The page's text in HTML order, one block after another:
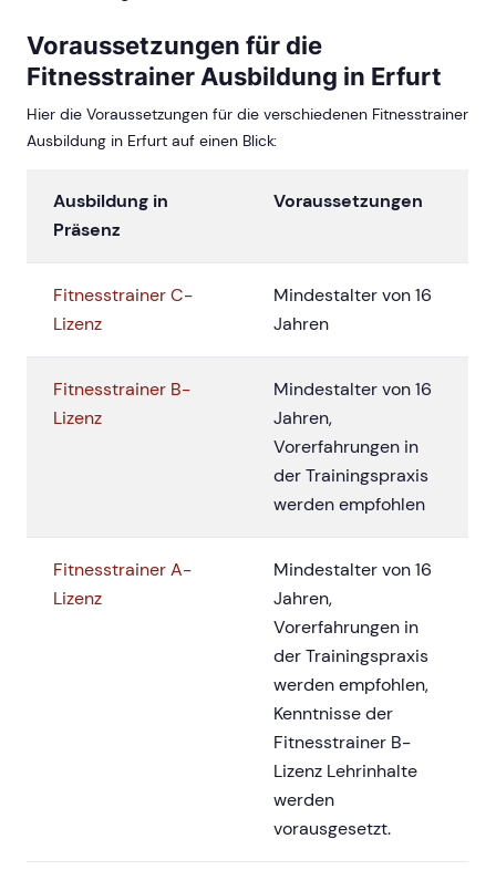
Voraussetzungen für die
Fitnesstrainer Ausbildung in Erfurt
Hier die Voraussetzungen für die verschiedenen Fitnesstrainer
Ausbildung in Erfurt auf einen Blick:
Ausbildung in
Präsenz
Voraussetzungen
Fitnesstrainer C-
Lizenz
Mindestalter von 16
Jahren
Fitnesstrainer B-
Lizenz
Mindestalter von 16
Jahren,
Vorerfahrungen in
der Trainingspraxis
werden empfohlen
Fitnesstrainer A-
Lizenz
Mindestalter von 16
Jahren,
Vorerfahrungen in
der Trainingspraxis
werden empfohlen,
Kenntnisse der
Fitnesstrainer B-
Lizenz Lehrinhalte
werden
vorausgesetzt.